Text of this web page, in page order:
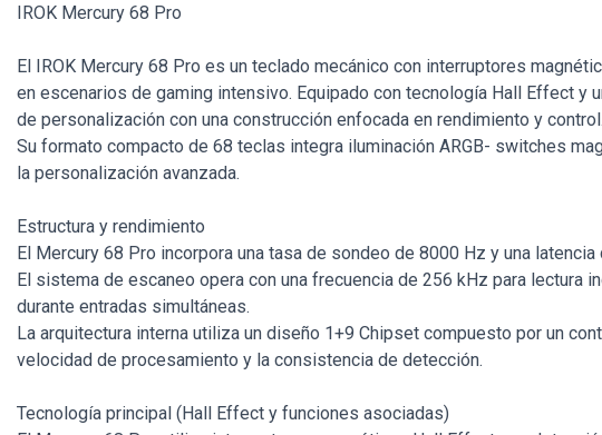
IROK Mercury 68 Pro
El IROK Mercury 68 Pro es un teclado mecánico con interruptores
en escenarios de gaming intensivo. Equipado con tecnología Hall Effect
de personalización con una construcción enfocada en rendimiento y control.
Su formato compacto de 68 teclas integra iluminación ARGB- switches
la personalización avanzada.
Estructura y rendimiento
El Mercury 68 Pro incorpora una tasa de sondeo de 8000 Hz y una
El sistema de escaneo opera con una frecuencia de 256 kHz para
durante entradas simultáneas.
La arquitectura interna utiliza un diseño 1+9 Chipset compuesto por un
velocidad de procesamiento y la consistencia de detección.
Tecnología principal (Hall Effect y funciones asociadas)